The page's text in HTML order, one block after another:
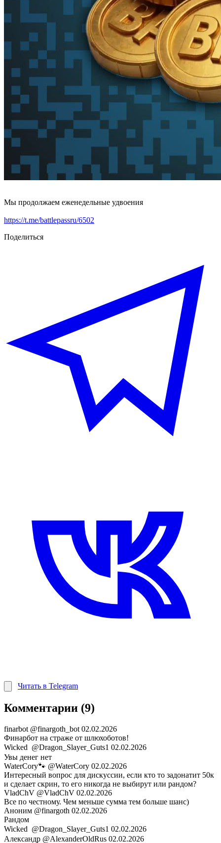
Мы продолжаем еженедельные удвоения
https://t.me/battlepassru/6502
Поделиться
Читать в Telegram
Комментарии (9)
finarbot @finargoth_bot 02.02.2026
Финарбот на страже от шлюхоботов!
Wicked ㅤ @Dragon_Slayer_Guts1 02.02.2026
Увы денег нет
WaterCory🐾 @WaterCory 02.02.2026
Интересный вопрос для дискуссии, если кто то задонатит 50к
и сделает скрин, то его никогда не выбирут или рандом?
VladChV @VladChV 02.02.2026
Все по честному. Чем меньше сумма тем больше шанс)
Аноним @finargoth 02.02.2026
Рандом
Wicked ㅤ @Dragon_Slayer_Guts1 02.02.2026
Александр @AlexanderOldRus 02.02.2026